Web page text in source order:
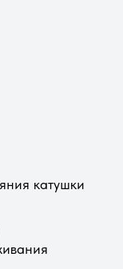
катушки